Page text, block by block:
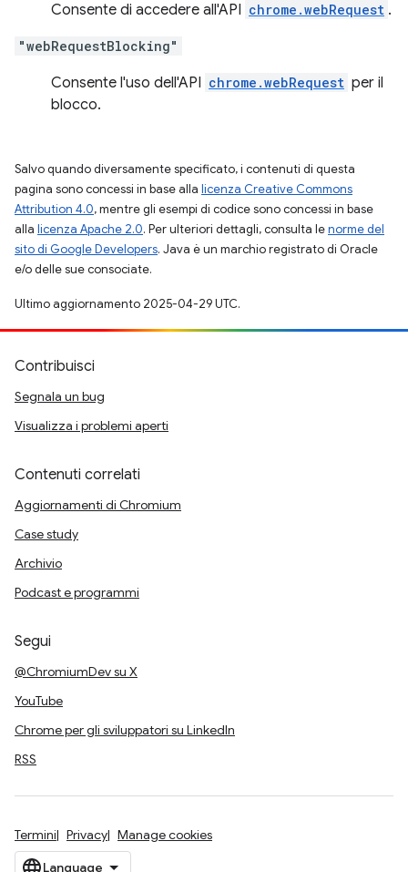
Consente di accedere all'API chrome.webRequest .
"webRequestBlocking"
Consente l'uso dell'API chrome.webRequest per il
blocco.
Salvo quando diversamente specificato, i contenuti di questa
pagina sono concessi in base alla licenza Creative Commons
Attribution 4.0, mentre gli esempi di codice sono concessi in base
alla licenza Apache 2.0. Per ulteriori dettagli, consulta lenorme del
sito di Google Developers. Java è un marchio registrato di Oracle
e/o delle sue consociate.
Ultimo aggiornamento 2025-04-29 UTC.
Contribuisci
Segnala un bug
Visualizza i problemi aperti
Contenuti correlati
Aggiornamenti di Chromium
Case study
Archivio
Podcast e programmi
Segui
@ChromiumDev su X
YouTube
Chrome per gli sviluppatori su LinkedIn
RSS
Termini Privacy Manage cookies